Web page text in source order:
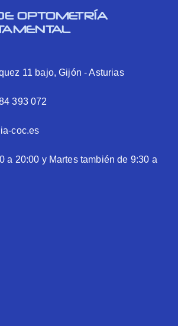
OPTOMETRÍA
11 bajo, Gijón - Asturias
393 072
coc.es
a 20:00 y Martes también de 9:30 a